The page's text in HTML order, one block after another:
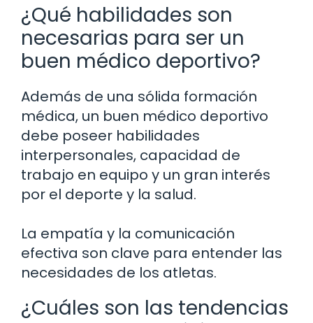
¿Qué habilidades son
necesarias para ser un
buen médico deportivo?
Además de una sólida formación
médica, un buen médico deportivo
debe poseer habilidades
interpersonales, capacidad de
trabajo en equipo y un gran interés
por el deporte y la salud.
La empatía y la comunicación
efectiva son clave para entender las
necesidades de los atletas.
¿Cuáles son las tendencias